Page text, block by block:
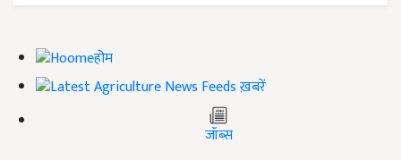
होम
ख़बरें
जॉब्स